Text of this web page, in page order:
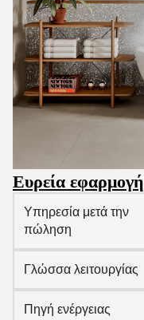
Ευρεία εφαρμογή
Υπηρεσία μετά την
πώληση
Γλώσσα λειτουργίας
Πηγή ενέργειας